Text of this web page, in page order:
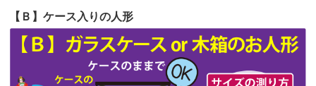
第56回人形供養祭 令和4年10月19日(水)
第55回人形供養祭令和4年9月8日(木)
【Ｂ】ケース入りの人形